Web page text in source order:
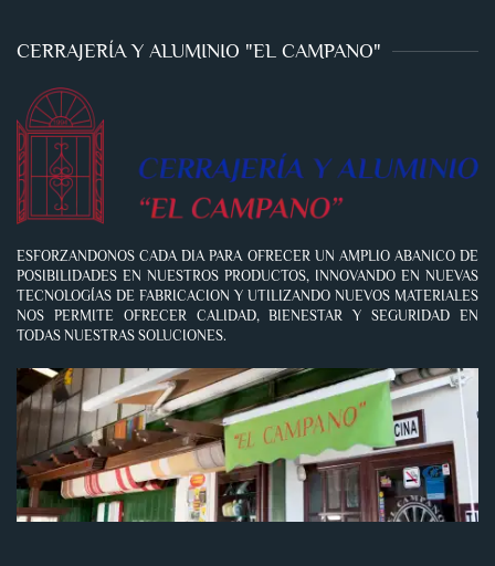
CERRAJERÍA Y ALUMINIO "EL CAMPANO"
ESFORZANDONOS CADA DIA PARA OFRECER UN AMPLIO ABANICO DE
POSIBILIDADES EN NUESTROS PRODUCTOS, INNOVANDO EN NUEVAS
TECNOLOGÍAS DE FABRICACION Y UTILIZANDO NUEVOS MATERIALES
NOS PERMITE OFRECER CALIDAD, BIENESTAR Y SEGURIDAD EN
TODAS NUESTRAS SOLUCIONES.